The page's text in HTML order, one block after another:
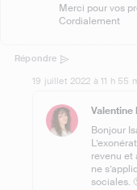
Merci pour vos
Cordialement
Répondre
19 juillet 2022 à 11 h 55
Valentine
Bonjour
revenu et
ne
sociales.